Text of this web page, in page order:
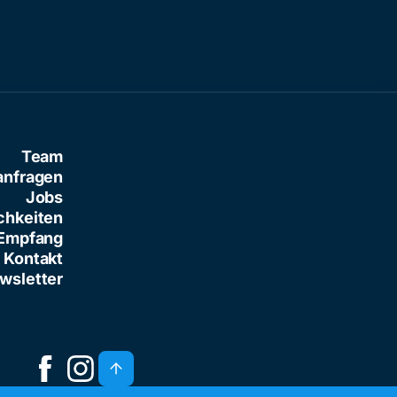
Team
Jobs
Kontakt